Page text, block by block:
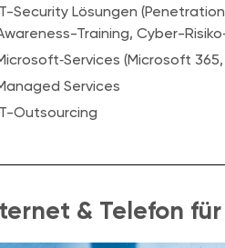
Security Lösungen
Training, Cyber-
(Microsoft
Services
Outsourcing
& Telefon